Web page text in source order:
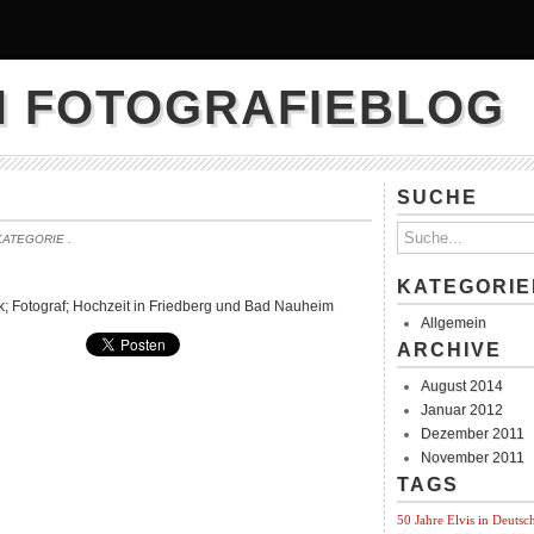
FOTOGRAFIEBLOG
Fotograf; Hochzeit in Friedberg und Bad Nauheim
SUCHE
Allgemein
ARCHIVE
August 2014
Januar 2012
Dezember 2011
November 2011
TAGS
50 Jahre Elvis in